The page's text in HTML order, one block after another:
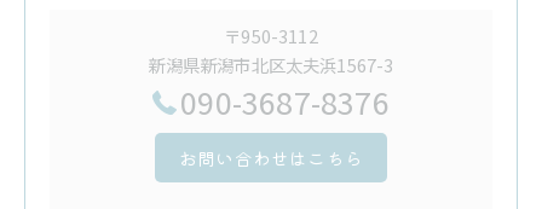
〒950-3112
新潟県新潟市北区太夫浜1567-3
090-3687-8376
お問い合わせはこちら